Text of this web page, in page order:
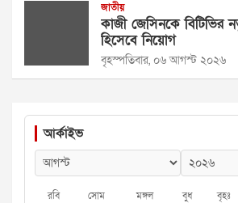
জাতীয়
কাজী জেসিনকে বিটিভির
হিসেবে নিয়োগ
বৃহস্পতিবার, ০৬ আগস্ট ২০২৬
আর্কাইভ
রবি সোম মঙ্গল বুধ বৃহঃ